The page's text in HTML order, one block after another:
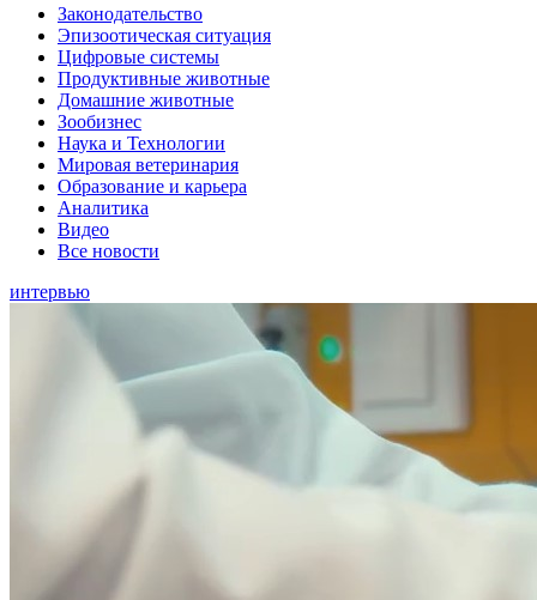
Законодательство
Эпизоотическая ситуация
Цифровые системы
Продуктивные животные
Домашние животные
Зообизнес
Наука и Технологии
Мировая ветеринария
Образование и карьера
Аналитика
Видео
Все новости
интервью